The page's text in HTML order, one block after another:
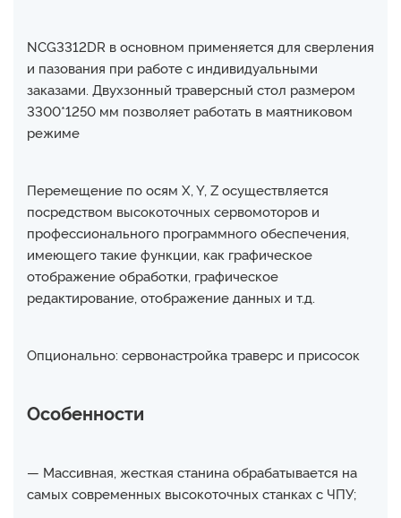
NCG3312DR в основном применяется для сверления
и пазования при работе с индивидуальными
заказами. Двухзонный траверсный стол размером
3300*1250 мм позволяет работать в маятниковом
режиме
Перемещение по осям X, Y, Z осуществляется
посредством высокоточных сервомоторов и
профессионального программного обеспечения,
имеющего такие функции, как графическое
отображение обработки, графическое
редактирование, отображение данных и т.д.
Опционально: сервонастройка траверс и присосок
Особенности
— Массивная, жесткая станина обрабатывается на
самых современных высокоточных станках с ЧПУ;